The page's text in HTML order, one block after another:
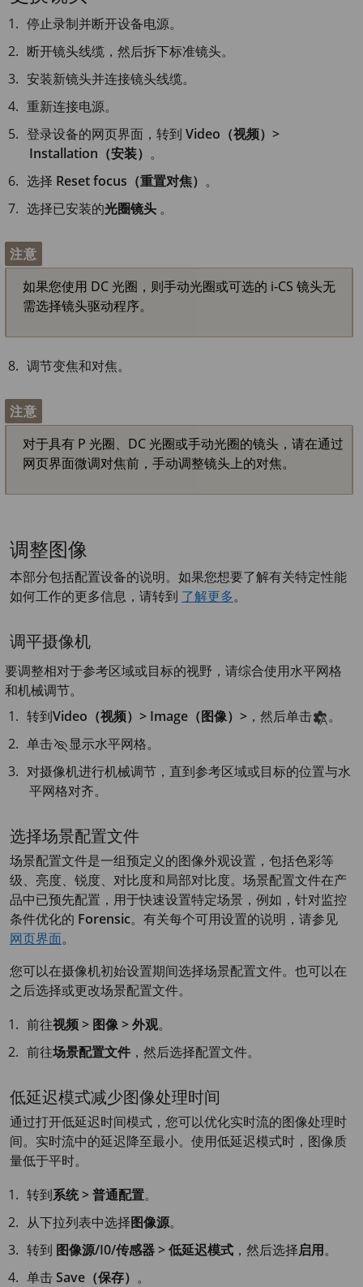
停止录制并断开设备电源。
断开镜头线缆，然后拆下标准镜头。
安装新镜头并连接镜头线缆。
重新连接电源。
登录设备的网页界面，转到Video（视频）>
Installation（安装） 。
选择 Reset focus（重置对焦） 。
选择已安装的光圈镜头 。
注意
如果您使用 DC 光圈，则手动光圈或可选的 i-CS 镜头无
需选择镜头驱动程序。
调节变焦和对焦。
注意
对于具有 P 光圈、DC 光圈或手动光圈的镜头，请在通过
网页界面微调对焦前，手动调整镜头上的对焦。
调整图像
本部分包括配置设备的说明。如果您想要了解有关特定性能
如何工作的更多信息，请转到 了解更多。
调平摄像机
要调整相对于参考区域或目标的视野，请综合使用水平网格
和机械调节。
转到Video（视频）> Image（图像）> ，然后单击
。
单击
显示水平网格。
对摄像机进行机械调节，直到参考区域或目标的位置与水
平网格对齐。
选择场景配置文件
场景配置文件是一组预定义的图像外观设置，包括色彩等
级、亮度、锐度、对比度和局部对比度。场景配置文件在产
品中已预先配置，用于快速设置特定场景，例如，针对监控
条件优化的 Forensic。有关每个可用设置的说明，请参见
网页界面。
您可以在摄像机初始设置期间选择场景配置文件。也可以在
之后选择或更改场景配置文件。
前往视频 > 图像 > 外观。
前往场景配置文件 ，然后选择配置文件。
低延迟模式减少图像处理时间
通过打开低延迟时间模式，您可以优化实时流的图像处理时
间。实时流中的延迟降至最小。使用低延迟模式时，图像质
量低于平时。
转到系统 > 普通配置。
从下拉列表中选择图像源。
转到 图像源/I0/传感器 > 低延迟模式 ，然后选择启用。
单击Save（保存） 。